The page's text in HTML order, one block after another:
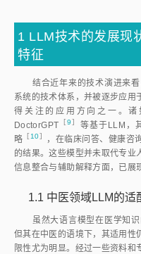
1 LLM技术的发展现
特征
结合近年来的技术演进来
系统的技术体系，并被逐步应用
得关注的应用方向之一。诸
DoctorGPT ［9］ 等基于LLM，
略 ［ 10］
，在临床问答、健康咨
的结果。这些模型并未取代专业
信息整合与辅助解释方面，已展
1.1 中医领域LLM的适
虽然大语言模型在医学知
但其在中医的语境下，其适用性
限性尤为明显。经过一些资料和